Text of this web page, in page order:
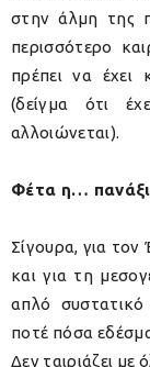
στην άλμη της
περισσότερο
πρέπει να έχει
(δείγμα ότι
αλλοιώνεται).
Φέτα η…
Σίγουρα, για
και για τη
απλό
ποτέ πόσα
Δεν ταιριάζει